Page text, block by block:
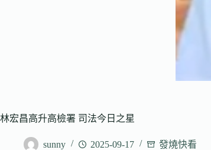
林宏昌高升高檢署 司法今日之星
sunny 2025-09-17 發燒快看